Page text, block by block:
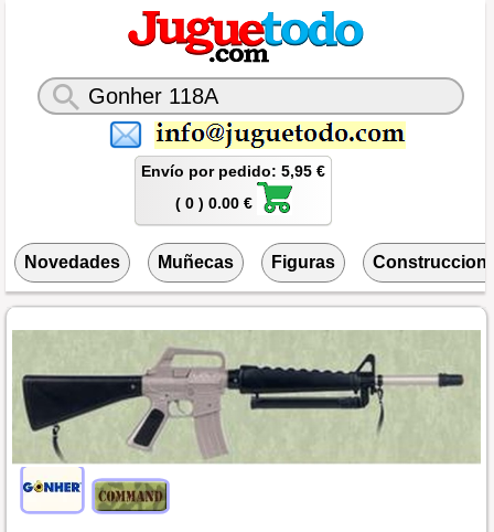
Envío por pedido: 5,95 €
( 0 ) 0.00 €
Novedades Muñecas Figuras